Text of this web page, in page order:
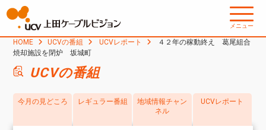
メニュー
HOME UCVの番組 UCVレポート
４２年の稼動終え 葛尾組合
焼却施設を閉炉 坂城町
UCVの番組
今月の見どころ レギュラー番組
地域情報チャン
ネル
UCVレポート